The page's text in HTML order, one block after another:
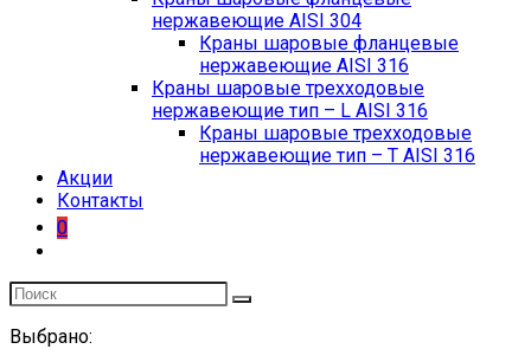
нержавеющие AISI 304
Краны шаровые фланцевые
нержавеющие AISI 316
Краны шаровые трехходовые
нержавеющие тип – L AISI 316
Краны шаровые трехходовые
нержавеющие тип – T AISI 316
Акции
Контакты
0
Выбрано: